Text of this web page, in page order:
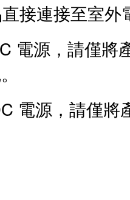
接連接至室外
電源，請僅將
電源，請僅將